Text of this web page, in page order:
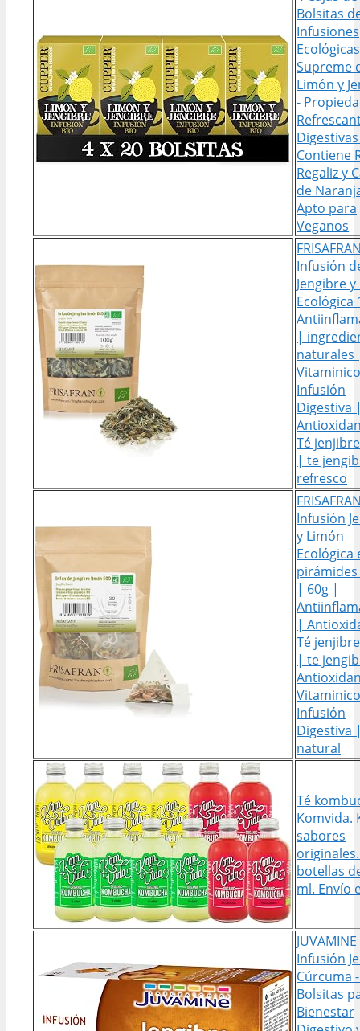
Bolsitas
Infusiones
Ecológicas
Supreme
Limón y
-
Contiene
Regaliz y
de
Apto para
Veganos
Infusión
Jengibre
Ecológica
|
naturales
Infusión
Digestiva
Té
| te
refresco
Infusión
y Limón
Ecológica
| 60g |
|
Té
| te
Infusión
Digestiva
natural
Té
Komvida.
sabores
botellas
ml. Envío
JUVAMINE
Infusión
Cúrcuma
Bolsitas
Bienestar